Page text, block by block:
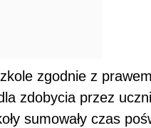
zgodnie z
zdobycia przez
sumowały czas